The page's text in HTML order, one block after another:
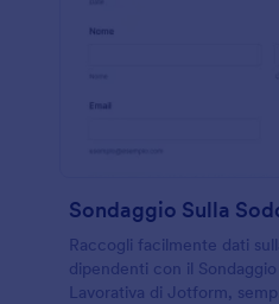
Raccogli facilmente dati
dipendenti con il
Lavorativa di Jotform,